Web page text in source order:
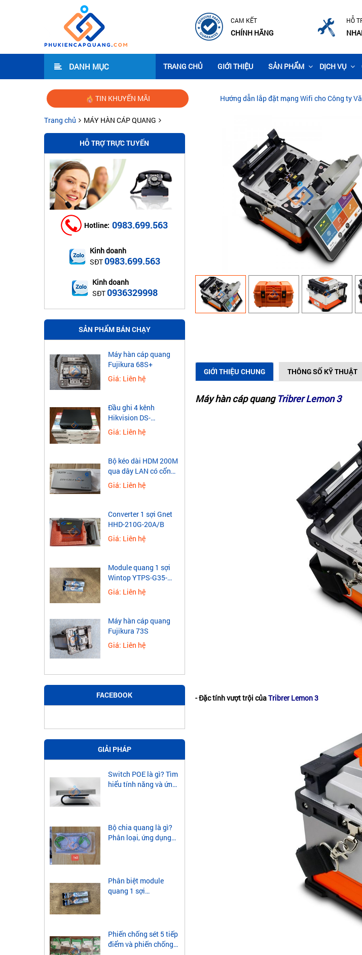
CAM KẾT
CHÍNH HÃNG
HỖ
DANH MỤC TRANG CHỦ GIỚI THIỆU SẢN PHẨM DỊCH VỤ
TIN KHUYẾN MÃI Hướng dẫn lắp đặt mạng Wifi cho Công ty Văn Phòng|Thi
Trang chủ MÁY HÀN CÁP QUANG
HỖ TRỢ TRỰC TUYẾN
Hotline: 0983.699.563
Kinh doanh
SĐT0983.699.563
Kinh doanh
SĐT0936329998
SẢN PHẨM BÁN CHẠY
Máy hàn cáp quang
Fujikura 68S+
Giá: Liên hệ
Đầu ghi 4 kênh
Hikvision DS-
7604NXI-K1
Giá: Liên hệ
​Bộ kéo dài HDM 200M
qua dây LAN có cổng
USB
Giá: Liên hệ
Converter 1 sợi Gnet
HHD-210G-20A/B
Giá: Liên hệ
Module quang 1 sợi
Wintop YTPS-G35-
40LD 1.25G
Giá: Liên hệ
Máy hàn cáp quang
Fujikura 73S
Giá: Liên hệ
FACEBOOK
GIẢI PHÁP
Switch POE là gì? Tìm
hiểu tính năng và ứng
Bộ chia quang là gì?
Phân loại, ứng dụng
Phân biệt module
quang 1 sợi
Phiến chống sét 5 tiếp
điểm và phiến chống
GIỚI THIỆU CHUNG THÔNG SỐ KỸ THUẬT
Máy hàn cáp quang Tribrer Lemon 3
- Đặc tính vượt trội củaTribrer Lemon 3